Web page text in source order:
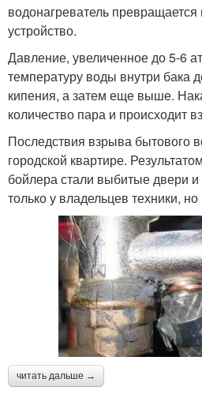
водонагреватель
устройство.
Давление, увеличенное до 5-6
температуру воды внутри бака
кипения, а затем еще выше.
количество пара и происходит
Последствия взрыва бытового
городской квартире.
бойлера стали выбитые двери
только у владельцев техники,
читать дальше →